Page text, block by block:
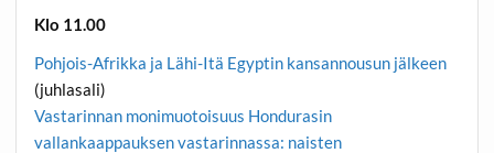
Klo 11.00
Pohjois-Afrikka ja Lähi-Itä Egyptin kansannousun jälkeen
(juhlasali)
Vastarinnan monimuotoisuus Hondurasin
vallankaappauksen vastarinnassa: naisten